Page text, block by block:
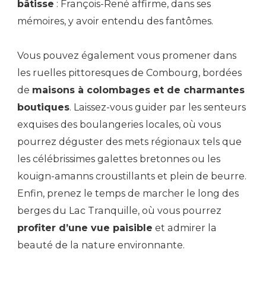
bâtisse : François-René affirme, dans ses
mémoires, y avoir entendu des fantômes.
Vous pouvez également vous promener dans
les ruelles pittoresques de Combourg, bordées
de maisons à colombages et de charmantes
boutiques. Laissez-vous guider par les senteurs
exquises des boulangeries locales, où vous
pourrez déguster des mets régionaux tels que
les célébrissimes galettes bretonnes ou les
kouign-amanns croustillants et plein de beurre.
Enfin, prenez le temps de marcher le long des
berges du Lac Tranquille, où vous pourrez
profiter d’une vue paisible et admirer la
beauté de la nature environnante.